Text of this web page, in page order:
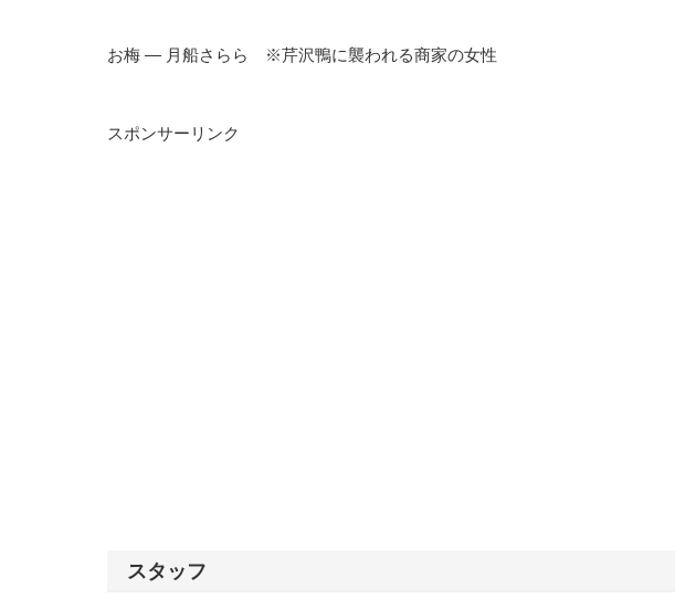
お梅 — 月船さらら ※芹沢鴨に襲われる商家の女性
スポンサーリンク
スタッフ